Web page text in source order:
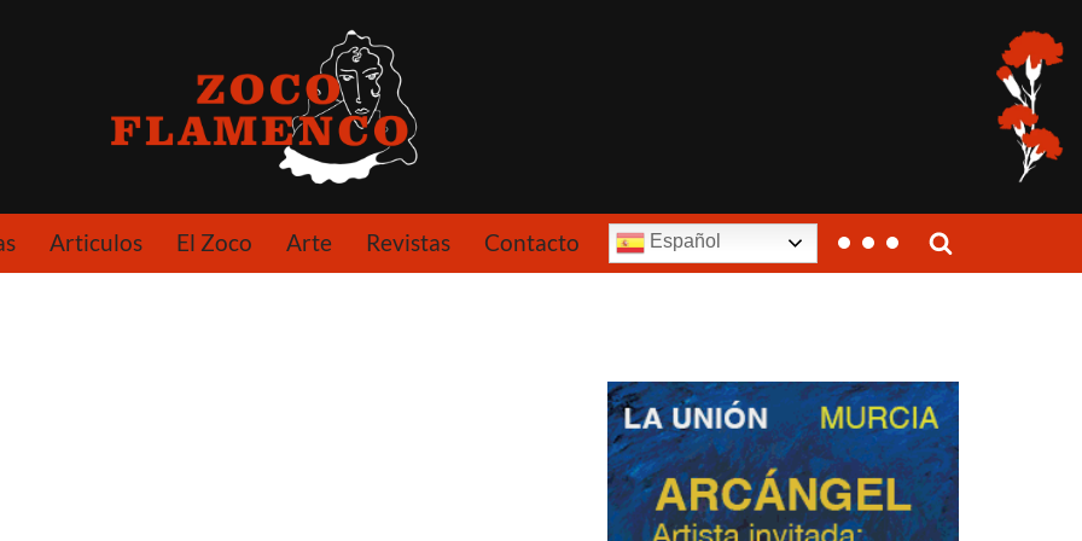
Articulos El Zoco Arte Revistas Contacto Español